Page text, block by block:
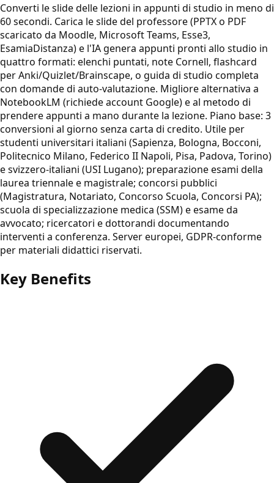
Converti le slide delle lezioni in appunti di studio in meno di
60 secondi. Carica le slide del professore (PPTX o PDF
scaricato da Moodle, Microsoft Teams, Esse3,
EsamiaDistanza) e l'IA genera appunti pronti allo studio in
quattro formati: elenchi puntati, note Cornell, flashcard
per Anki/Quizlet/Brainscape, o guida di studio completa
con domande di auto-valutazione. Migliore alternativa a
NotebookLM (richiede account Google) e al metodo di
prendere appunti a mano durante la lezione. Piano base: 3
conversioni al giorno senza carta di credito. Utile per
studenti universitari italiani (Sapienza, Bologna, Bocconi,
Politecnico Milano, Federico II Napoli, Pisa, Padova, Torino)
e svizzero-italiani (USI Lugano); preparazione esami della
laurea triennale e magistrale; concorsi pubblici
(Magistratura, Notariato, Concorso Scuola, Concorsi PA);
scuola di specializzazione medica (SSM) e esame da
avvocato; ricercatori e dottorandi documentando
interventi a conferenza. Server europei, GDPR-conforme
per materiali didattici riservati.
Key Benefits